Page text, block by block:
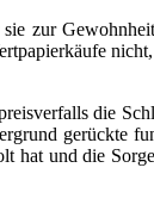
zur
die
gerückte
hat und die